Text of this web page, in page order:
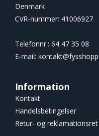
Denmark
CVR-nummer: 41006927
Telefonnr.: 64 47 35 08
E-mail:
Information
Kontakt
Handelsbetingelser
Retur- og reklamationsret